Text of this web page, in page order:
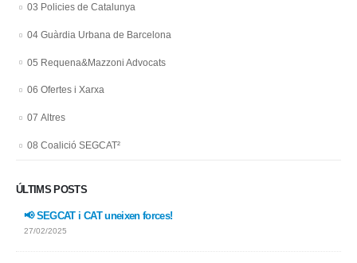
03 Policies de Catalunya
04 Guàrdia Urbana de Barcelona
05 Requena&Mazzoni Advocats
06 Ofertes i Xarxa
07 Altres
08 Coalició SEGCAT²
ÚLTIMS POSTS
📢 SEGCAT i CAT uneixen forces!
27/02/2025